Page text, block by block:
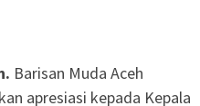
Barisan Muda Aceh
apresiasi kepada Kepala